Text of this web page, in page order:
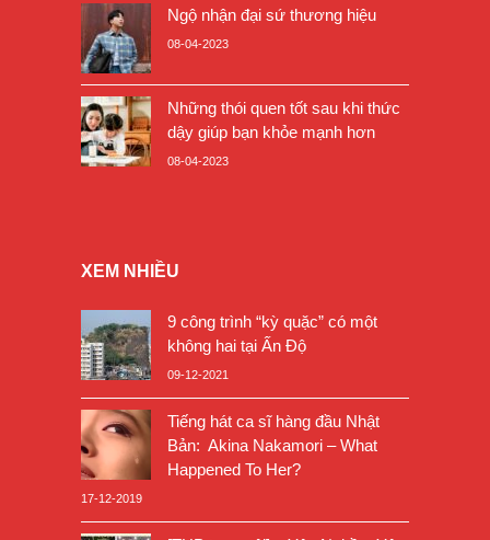
Ngộ nhận đại sứ thương hiệu
08-04-2023
Những thói quen tốt sau khi thức
dậy giúp bạn khỏe mạnh hơn
08-04-2023
XEM NHIỀU
9 công trình “kỳ quặc” có một
không hai tại Ấn Độ
09-12-2021
Tiếng hát ca sĩ hàng đầu Nhật
Bản: Akina Nakamori – What
Happened To Her?
17-12-2019